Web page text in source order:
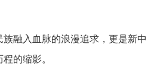
族融入血脉的浪漫追求，更是新中
的缩影。